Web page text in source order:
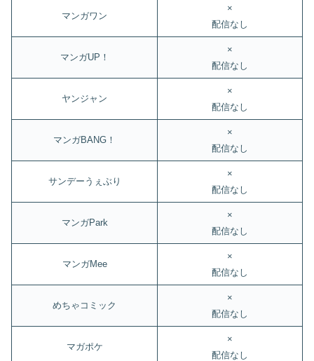
マンガワン
×
配信なし
マンガUP！
×
配信なし
ヤンジャン
×
配信なし
マンガBANG！
×
配信なし
サンデーうぇぶり
×
配信なし
マンガPark
×
配信なし
マンガMee
×
配信なし
めちゃコミック
×
配信なし
マガポケ
×
配信なし